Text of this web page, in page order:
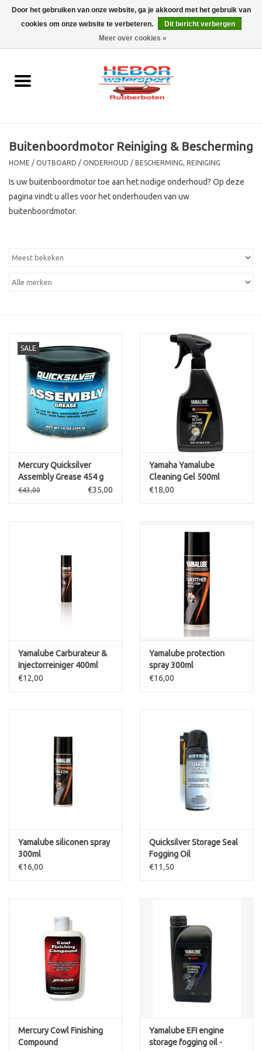
0 Artikelen - €0,00
Outboard
Merken
Contact
Buitenboordmotor Reiniging & Bescherming
HOME / OUTBOARD / ONDERHOUD / BESCHERMING, REINIGING
Is uw buitenboordmotor toe aan het nodige onderhoud? Op deze
pagina vindt u alles voor het onderhouden van uw
buitenboordmotor.
SALE
Mercury Quicksilver
Assembly Grease 454 g
€43,00 €35,00
Yamaha Yamalube
Cleaning Gel 500ml
€18,00
Yamalube Carburateur &
Injectorreiniger 400ml
€12,00
Yamalube protection
spray 300ml
€16,00
Yamalube siliconen spray
300ml
€16,00
Quicksilver Storage Seal
Fogging Oil
€11,50
Mercury Cowl Finishing
Compound
Yamalube EFI engine
storage fogging oil -
Door het gebruiken van onze website, ga je akkoord met het gebruik van
cookies om onze website te verbeteren.
Dit bericht verbergen
Meer over cookies »